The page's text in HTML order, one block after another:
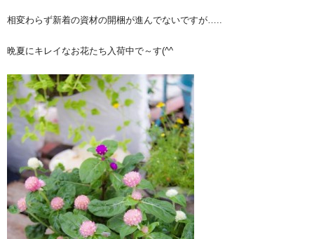
相変わらず新着の資材の開梱が進んでないですが…..
晩夏にキレイなお花たち入荷中で～す(^^ゞ